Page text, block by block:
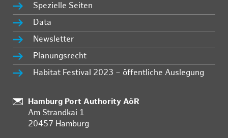
Spezielle Seiten
Data
Newsletter
Planungsrecht
Habitat Festival 2023 – öffentliche Auslegung
Standort:
Hamburg Port Authority AöR
Am Strandkai 1
20457 Hamburg